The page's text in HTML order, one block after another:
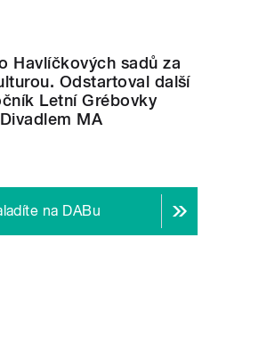
Havlíčkových sadů za
Odstartoval další
Letní Grébovky
MA
na DABu